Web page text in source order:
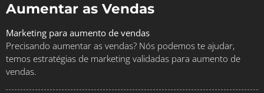
Aumentar as Vendas
Marketing para aumento de vendas
Precisando aumentar as vendas? Nós podemos te ajudar,
temos estratégias de marketing validadas para aumento de
vendas.